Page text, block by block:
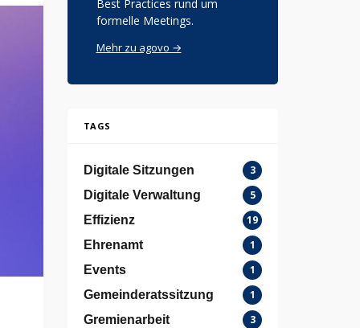
Best Practices rund um
formelle Meetings.
Mehr zu agovo →
TAGS
Digitale Sitzungen
3
Digitale Verwaltung
5
Effizienz
19
Ehrenamt
1
Events
1
Gemeinderatssitzung
1
Gremienarbeit
3